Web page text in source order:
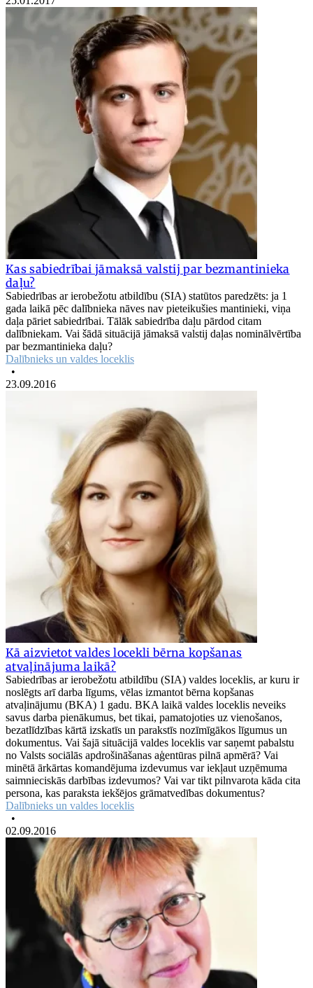
Kas sabiedrībai jāmaksā valstij par bezmantinieka
daļu?
Sabiedrības ar ierobežotu atbildību (SIA) statūtos paredzēts: ja 1
gada laikā pēc dalībnieka nāves nav pieteikušies mantinieki, viņa
daļa pāriet sabiedrībai. Tālāk sabiedrība daļu pārdod citam
dalībniekam. Vai šādā situācijā jāmaksā valstij daļas nominālvērtība
par bezmantinieka daļu?
Dalībnieks un valdes loceklis
•
23.09.2016
Kā aizvietot valdes locekli bērna kopšanas
atvaļinājuma laikā?
Sabiedrības ar ierobežotu atbildību (SIA) valdes loceklis, ar kuru ir
noslēgts arī darba līgums, vēlas izmantot bērna kopšanas
atvaļinājumu (BKA) 1 gadu. BKA laikā valdes loceklis neveiks
savus darba pienākumus, bet tikai, pamatojoties uz vienošanos,
bezatlīdzības kārtā izskatīs un parakstīs nozīmīgākos līgumus un
dokumentus. Vai šajā situācijā valdes loceklis var saņemt pabalstu
no Valsts sociālās apdrošināšanas aģentūras pilnā apmērā? Vai
minētā ārkārtas komandējuma izdevumus var iekļaut uzņēmuma
saimnieciskās darbības izdevumos? Vai var tikt pilnvarota kāda cita
persona, kas paraksta iekšējos grāmatvedības dokumentus?
Dalībnieks un valdes loceklis
•
02.09.2016